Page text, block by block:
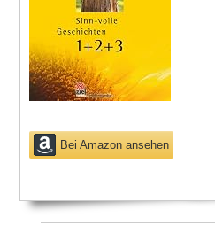
Bei Amazon ansehen